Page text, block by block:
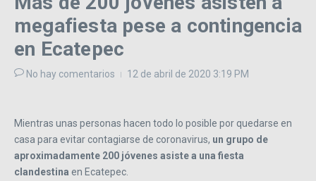
megafiesta pese a contingencia
en Ecatepec
No hay comentarios 12 de abril de 2020 3:19 PM
Mientras unas personas hacen todo lo posible por quedarse en
casa para evitar contagiarse de coronavirus, un grupo de
aproximadamente 200 jóvenes asiste a una fiesta
clandestina en Ecatepec.